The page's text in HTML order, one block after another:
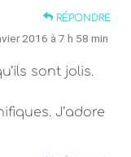
RÉPONDRE
2016 à 7 h 58 min
sont jolis.
J’adore